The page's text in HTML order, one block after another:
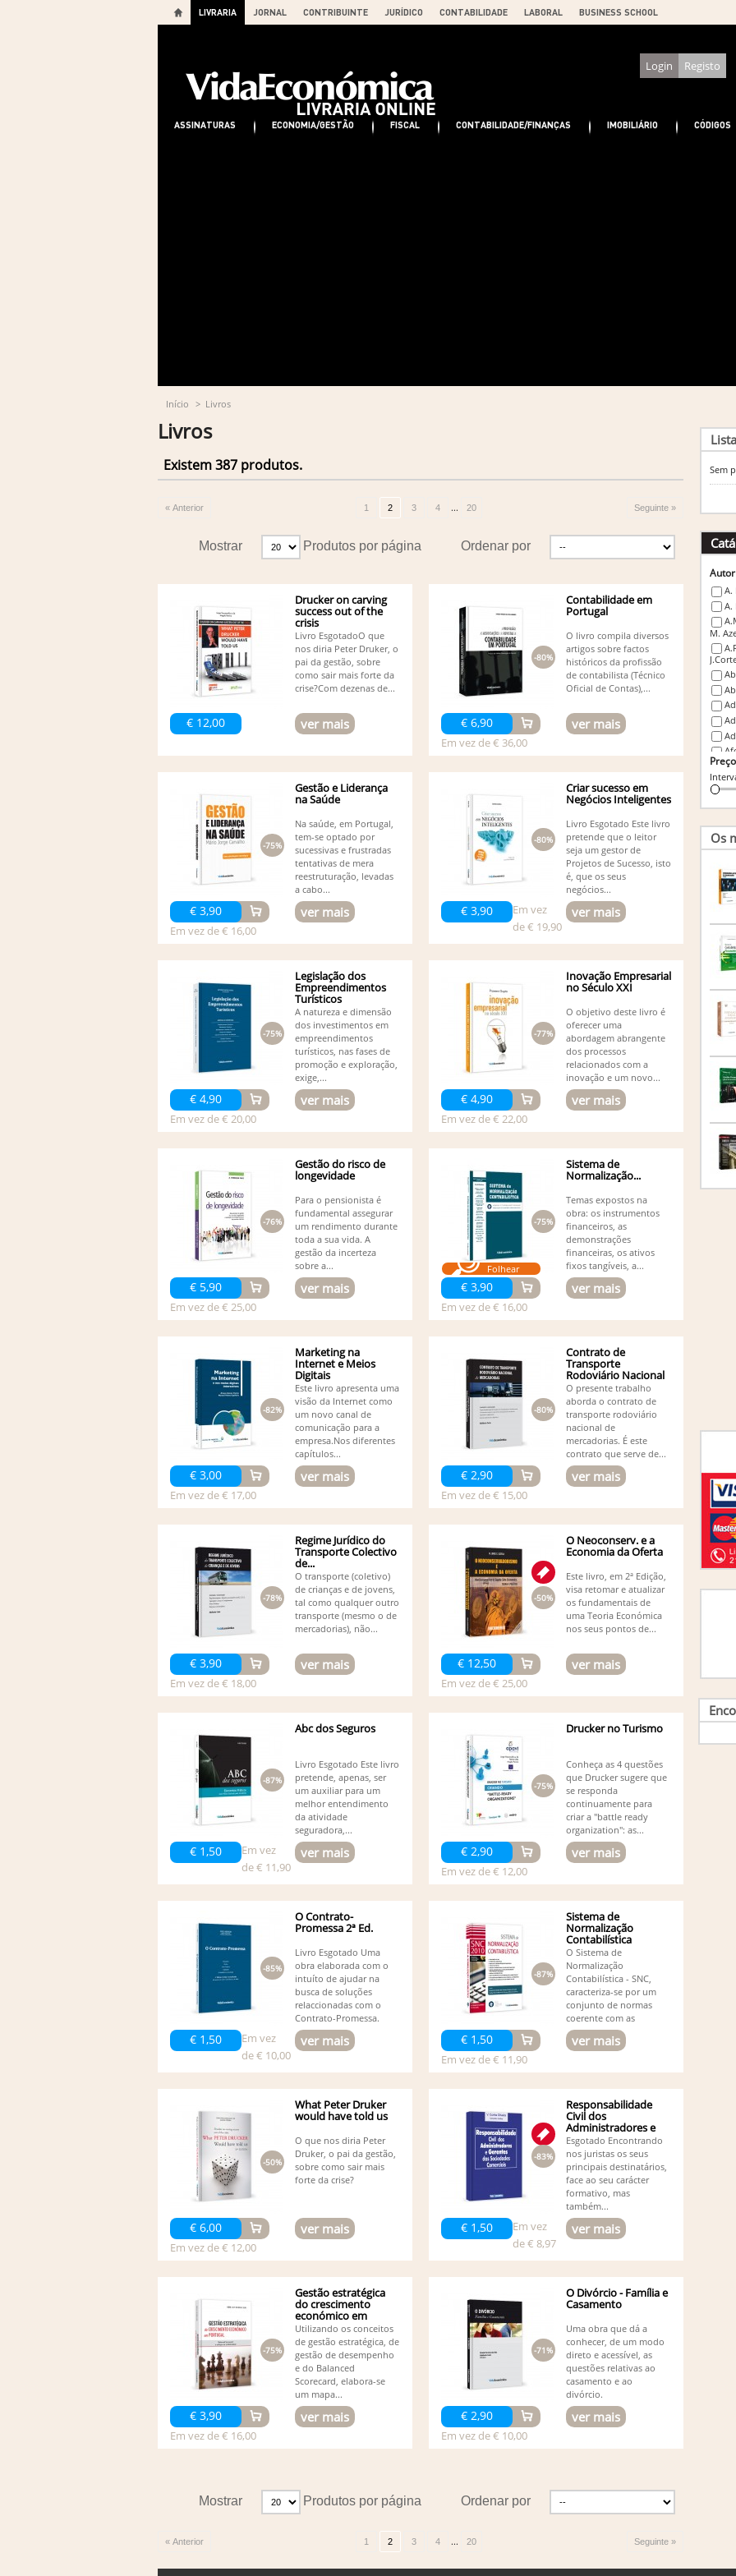
LIVRARIA JORNAL CONTRIBUINTE JURÍDICO CONTABILIDADE LABORAL BUSINESS SCHOOL
Login Registo
ASSINATURAS ECONOMIA/GESTÃO FISCAL CONTABILIDADE/FINANÇAS IMOBILIÁRIO CÓDIGOS
Início > Livros
Livros
Existem 387 produtos.
« Anterior 1 2 3 4 ... 20 Seguinte »
Ordenar por
Mostrar Produtos por página
€ 12,00
Drucker on carving
success out of the
crisis
Livro EsgotadoO que
nos diria Peter Druker, o
pai da gestão, sobre
como sair mais forte da
crise?Com dezenas de...
ver mais € 6,90
Em vez de € 36,00
-80%
Contabilidade em
Portugal
O livro compila diversos
artigos sobre factos
históricos da profissão
de contabilista (Técnico
Oficial de Contas),...
ver mais
€ 3,90
Em vez de € 16,00
-75%
Gestão e Liderança
na Saúde
Na saúde, em Portugal,
tem-se optado por
sucessivas e frustradas
tentativas de mera
reestruturação, levadas
a cabo...
ver mais € 3,90
Em vez
de € 19,90
-80%
Criar sucesso em
Negócios Inteligentes
Livro Esgotado Este livro
pretende que o leitor
seja um gestor de
Projetos de Sucesso, isto
é, que os seus
negócios...
ver mais
€ 4,90
Em vez de € 20,00
-75%
Legislação dos
Empreendimentos
Turísticos
A natureza e dimensão
dos investimentos em
empreendimentos
turísticos, nas fases de
promoção e exploração,
exige,...
ver mais € 4,90
Em vez de € 22,00
-77%
Inovação Empresarial
no Século XXI
O objetivo deste livro é
oferecer uma
abordagem abrangente
dos processos
relacionados com a
inovação e um novo...
ver mais
€ 5,90
Em vez de € 25,00
-76%
Gestão do risco de
longevidade
Para o pensionista é
fundamental assegurar
um rendimento durante
toda a sua vida. A
gestão da incerteza
sobre a...
ver mais
Folhear
€ 3,90
Em vez de € 16,00
-75%
Sistema de
Normalização...
Temas expostos na
obra: os instrumentos
financeiros, as
demonstrações
financeiras, os ativos
fixos tangíveis, a...
ver mais
€ 3,00
Em vez de € 17,00
-82%
Marketing na
Internet e Meios
Digitais
Este livro apresenta uma
visão da Internet como
um novo canal de
comunicação para a
empresa.Nos diferentes
capítulos...
ver mais € 2,90
Em vez de € 15,00
-80%
Contrato de
Transporte
Rodoviário Nacional
de Mercadorias
O presente trabalho
aborda o contrato de
transporte rodoviário
nacional de
mercadorias. É este
contrato que serve de...
ver mais
€ 3,90
Em vez de € 18,00
-78%
Regime Jurídico do
Transporte Colectivo
de...
O transporte (coletivo)
de crianças e de jovens,
tal como qualquer outro
transporte (mesmo o de
mercadorias), não...
ver mais € 12,50
Em vez de € 25,00
-50%
O Neoconserv. e a
Economia da Oferta
Este livro, em 2ª Edição,
visa retomar e atualizar
os fundamentais de
uma Teoria Económica
nos seus pontos de...
ver mais
€ 1,50
Em vez
de € 11,90
-87%
Abc dos Seguros
Livro Esgotado Este livro
pretende, apenas, ser
um auxiliar para um
melhor entendimento
da atividade
seguradora,...
ver mais € 2,90
Em vez de € 12,00
-75%
Drucker no Turismo
Conheça as 4 questões
que Drucker sugere que
se responda
continuamente para
criar a "battle ready
organization": as...
ver mais
€ 1,50
Em vez
de € 10,00
-85%
O Contrato-
Promessa 2ª Ed.
Livro Esgotado Uma
obra elaborada com o
intuíto de ajudar na
busca de soluções
relaccionadas com o
Contrato-Promessa.
ver mais € 1,50
Em vez de € 11,90
-87%
Sistema de
Normalização
Contabilística
O Sistema de
Normalização
Contabilística - SNC,
caracteriza-se por um
conjunto de normas
coerente com as
normas...
ver mais
€ 6,00
Em vez de € 12,00
-50%
What Peter Druker
would have told us
O que nos diria Peter
Druker, o pai da gestão,
sobre como sair mais
forte da crise?
ver mais € 1,50
Em vez
de € 8,97
-83%
Responsabilidade
Civil dos
Administradores e
Gerentes das...
Esgotado Encontrando
nos juristas os seus
principais destinatários,
face ao seu carácter
formativo, mas
também...
ver mais
€ 3,90
Em vez de € 16,00
-75%
Gestão estratégica
do crescimento
económico em
Portugal
Utilizando os conceitos
de gestão estratégica, de
gestão de desempenho
e do Balanced
Scorecard, elabora-se
um mapa...
ver mais € 2,90
Em vez de € 10,00
-71%
O Divórcio - Família e
Casamento
Uma obra que dá a
conhecer, de um modo
direto e acessível, as
questões relativas ao
casamento e ao
divórcio.
ver mais
Ordenar por
Mostrar Produtos por página
« Anterior 1 2 3 4 ... 20 Seguinte »
Sem
Autor
A.
A.
M.
Peres
(1)
Preço
Os